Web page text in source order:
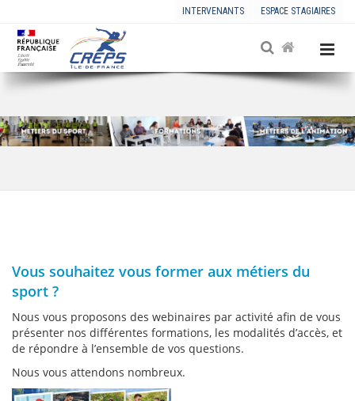
INTERVENANTS ESPACE STAGIAIRES
Vous souhaitez vous former aux métiers du
sport ?
Nous vous proposons des webinaires par activité afin de vous
présenter nos différentes formations, les modalités d’accès, et
de répondre à l’ensemble de vos questions.
Nous vous attendons nombreux.